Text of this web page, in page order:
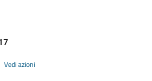
Vedi azioni